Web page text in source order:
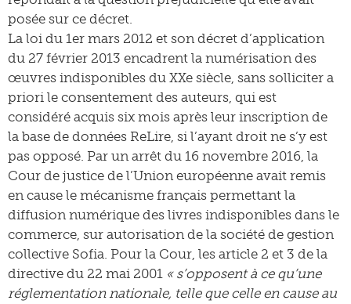
posée sur ce décret.
La loi du 1er mars 2012 et son décret d’application
du 27 février 2013 encadrent la numérisation des
œuvres indisponibles du XXe siècle, sans solliciter a
priori le consentement des auteurs, qui est
considéré acquis six mois après leur inscription de
la base de données ReLire, si l’ayant droit ne s’y est
pas opposé. Par un arrêt du 16 novembre 2016, la
Cour de justice de l’Union européenne avait remis
en cause le mécanisme français permettant la
diffusion numérique des livres indisponibles dans le
commerce, sur autorisation de la société de gestion
collective Sofia. Pour la Cour, les article 2 et 3 de la
directive du 22 mai 2001 « s’opposent à ce qu’une
réglementation nationale, telle que celle en cause au